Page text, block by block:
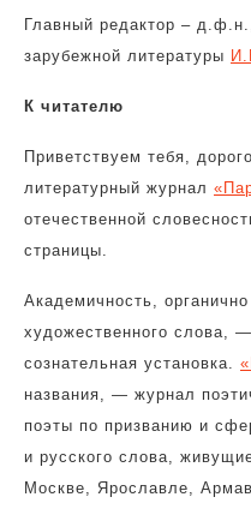
Главный редактор –
зарубежной литературы
К читателю
Приветствуем тебя,
литературный журнал
отечественной
страницы.
Академичность,
художественного слова,
сознательная установка.
названия, — журнал
поэты по призванию и
и русского слова,
Москве, Ярославле,